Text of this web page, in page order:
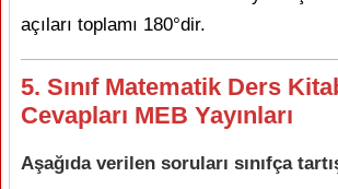
açıları toplamı 180°dir.
5. Sınıf Matematik Ders
Cevapları MEB Yayınları
Aşağıda verilen soruları sınıfça